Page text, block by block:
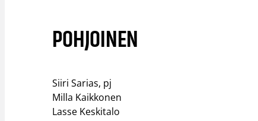
POHJOINEN
Siiri Sarias, pj​
Milla Kaikkonen​
Lasse Keskitalo​